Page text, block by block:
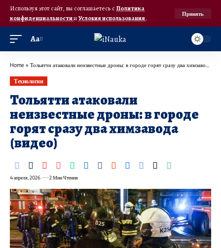
Используя этот сайт, вы соглашаетесь с Политика
конфиденциальностииУсловия использования.
Принять
Аа
Home » Тольятти атаковали неизвестные дроны: в городе горят сразу два химзавода (видео)
Технологии
Тольятти атаковали
неизвестные дроны: в городе
горят сразу два химзавода
(видео)
4 апреля, 2026 2 Мин Чтения